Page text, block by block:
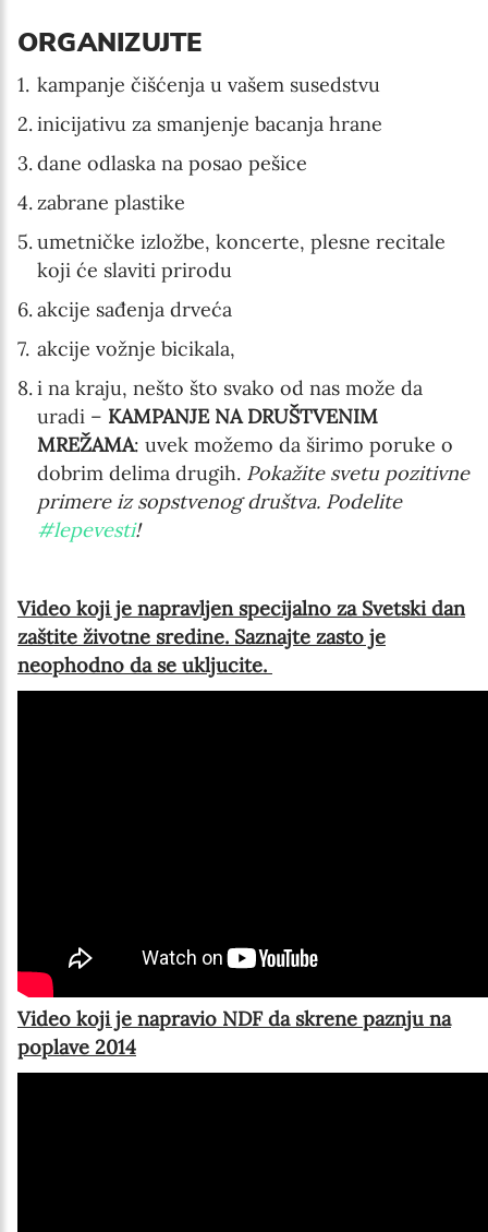
ORGANIZUJTE
kampanje čišćenja u vašem susedstvu
inicijativu za smanjenje bacanja hrane
dane odlaska na posao pešice
zabrane plastike
umetničke izložbe, koncerte, plesne recitale
koji će slaviti prirodu
akcije sađenja drveća
akcije vožnje bicikala,
i na kraju, nešto što svako od nas može da
uradi – KAMPANJE NA DRUŠTVENIM
MREŽAMA: uvek možemo da širimo poruke o
dobrim delima drugih. Pokažite svetu pozitivne
primere iz sopstvenog društva. Podelite
#lepevesti!
Video koji je napravljen specijalno za Svetski dan
zaštite životne sredine. Saznajte zasto je
neophodno da se ukljucite.
Video koji je napravio NDF da skrene paznju na
poplave 2014